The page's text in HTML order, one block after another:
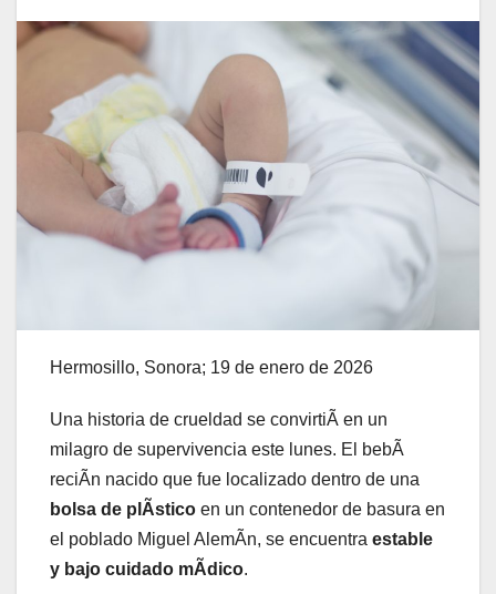
Hermosillo, Sonora; 19 de enero de 2026
Una historia de crueldad se convirtiÃ en un
milagro de supervivencia este lunes. El bebÃ
reciÃn nacido que fue localizado dentro de una
bolsa de plÃstico en un contenedor de basura en
el poblado Miguel AlemÃn, se encuentra estable
y bajo cuidado mÃdico.